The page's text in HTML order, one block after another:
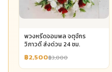
พวงหรีดจอมพล จตุจักร
วิภาวดี ส่งด่วน 24 ชม.
฿2,500฿3,000